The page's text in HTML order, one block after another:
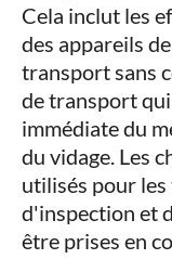
Cela inclut les
des appareils
transport sans
de transport
immédiate du
du vidage. Les
utilisés pour
d'inspection et
être prises en